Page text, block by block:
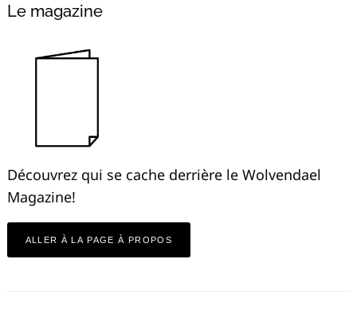
Le magazine
Découvrez qui se cache derrière le Wolvendael
Magazine!
ALLER À LA PAGE À PROPOS